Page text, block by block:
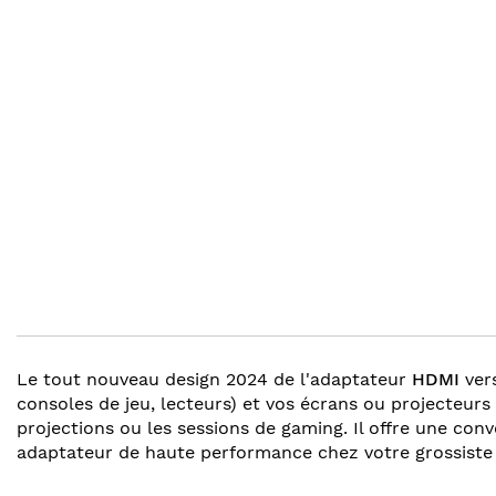
Le tout nouveau design 2024 de l'adaptateur HDMI
consoles de jeu, lecteurs) et vos écrans ou projecteurs
projections ou les sessions de gaming. Il offre une
adaptateur de haute performance chez votre grossiste